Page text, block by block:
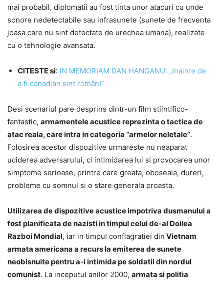
mai probabil, diplomatii au fost tinta unor atacuri cu unde
sonore nedetectabile sau infrasunete (sunete de frecventa
joasa care nu sint detectate de urechea umana), realizate
cu o tehnologie avansata.
CITESTE si: IN MEMORIAM DAN HANGANU: „Inainte de
a fi canadian sint român!”
Desi scenariul pare desprins dintr-un film stiintifico-
fantastic, armamentele acustice reprezinta o tactica de
atac reala, care intra in categoria “armelor neletale”.
Folosirea acestor dispozitive urmareste nu neaparat
uciderea adversarului, ci intimidarea lui si provocarea unor
simptome serioase, printre care greata, oboseala, dureri,
probleme cu somnul si o stare generala proasta.
Utilizarea de dispozitive acustice impotriva dusmanului a
fost planificata de nazisti in timpul celui de-al Doilea
Razboi Mondial, iar in timpul conflagratiei din Vietnam
armata americana a recurs la emiterea de sunete
neobisnuite pentru a-i intimida pe soldatii din nordul
comunist. La inceputul anilor 2000, armata si politia